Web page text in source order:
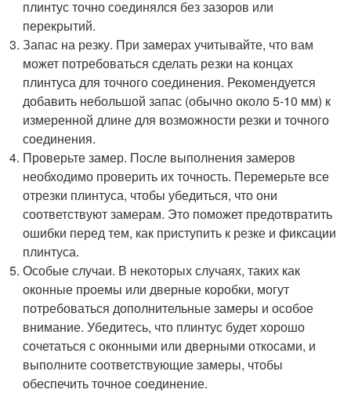
плинтус точно соединялся без зазоров или
перекрытий.
Запас на резку. При замерах учитывайте, что вам
может потребоваться сделать резки на концах
плинтуса для точного соединения. Рекомендуется
добавить небольшой запас (обычно около 5-10 мм) к
измеренной длине для возможности резки и точного
соединения.
Проверьте замер. После выполнения замеров
необходимо проверить их точность. Перемерьте все
отрезки плинтуса, чтобы убедиться, что они
соответствуют замерам. Это поможет предотвратить
ошибки перед тем, как приступить к резке и фиксации
плинтуса.
Особые случаи. В некоторых случаях, таких как
оконные проемы или дверные коробки, могут
потребоваться дополнительные замеры и особое
внимание. Убедитесь, что плинтус будет хорошо
сочетаться с оконными или дверными откосами, и
выполните соответствующие замеры, чтобы
обеспечить точное соединение.